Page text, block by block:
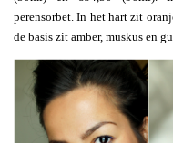
perensorbet. In het hart zit
de basis zit amber, muskus en